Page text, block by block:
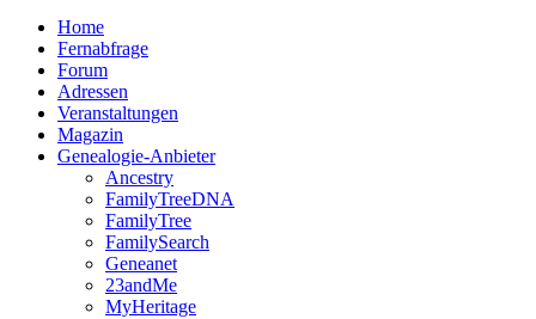
Home
Fernabfrage
Forum
Adressen
Veranstaltungen
Magazin
Genealogie-Anbieter
Ancestry
FamilyTreeDNA
FamilyTree
FamilySearch
Geneanet
23andMe
MyHeritage